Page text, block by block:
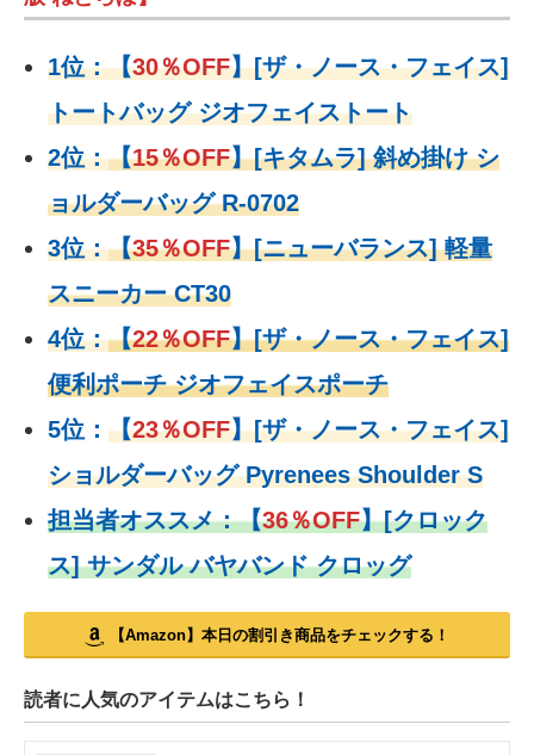
1位：【30％OFF】[ザ・ノース・フェイス]
トートバッグ ジオフェイストート
2位：【15％OFF】[キタムラ] 斜め掛け シ
ョルダーバッグ R-0702
3位：【35％OFF】[ニューバランス] 軽量
スニーカー CT30
4位：【22％OFF】[ザ・ノース・フェイス]
便利ポーチ ジオフェイスポーチ
5位： 【23％OFF】[ザ・ノース・フェイス]
ショルダーバッグ Pyrenees Shoulder S
担当者オススメ：【36％OFF】[クロック
ス] サンダル バヤバンド クロッグ
【Amazon】本日の割引き商品をチェックする！
読者に人気のアイテムはこちら！